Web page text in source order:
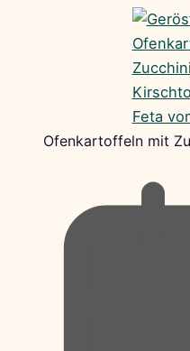
Ofenkartoffeln mit